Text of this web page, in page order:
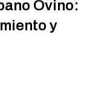
Ovino:
y